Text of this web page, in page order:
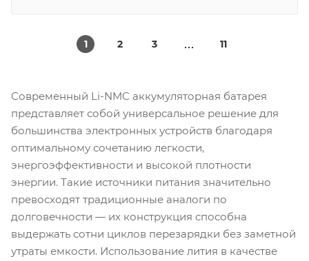
1 2 3 11
Современный Li-NMC аккумуляторная батарея
представляет собой универсальное решение для
большинства электронных устройств благодаря
оптимальному сочетанию легкости,
энергоэффективности и высокой плотности
энергии. Такие источники питания значительно
превосходят традиционные аналоги по
долговечности — их конструкция способна
выдержать сотни циклов перезарядки без заметной
утраты емкости. Использование лития в качестве